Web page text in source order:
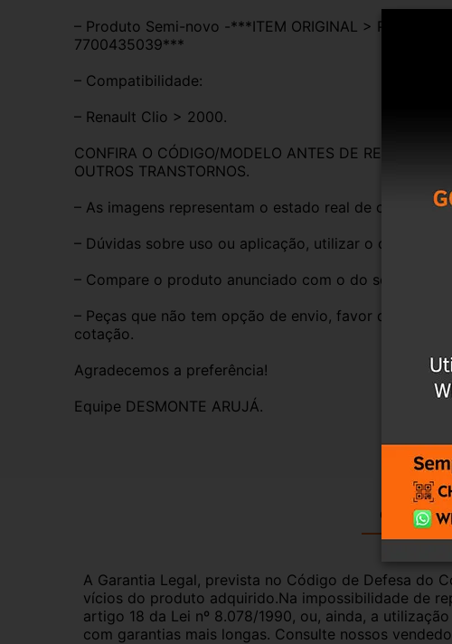
– Produto Semi-novo -***ITEM ORIGINAL > PRONTO
7700435039***
– Compatibilidade:
– Renault Clio > 2000.
CONFIRA O CÓDIGO/MODELO ANTES DE REALIZAR
OUTROS TRANSTORNOS.
– As imagens representam o estado real de
– Dúvidas sobre uso ou aplicação, utilizar o campo de
– Compare o produto anunciado com o do seu
– Peças que não tem opção de envio, favor deixar o
cotação.
Agradecemos a preferência!
Equipe DESMONTE ARUJÁ.
Garantia
A Garantia Legal, prevista no Código de Defesa do
vícios do produto adquirido.Na impossibilidade de
artigo 18 da Lei nº 8.078/1990, ou, ainda, a
com garantias mais longas. Consulte nossos